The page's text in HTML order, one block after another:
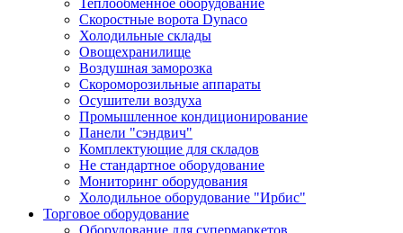
Теплообменное оборудование
Скоростные ворота Dynaco
Холодильные склады
Овощехранилище
Воздушная заморозка
Скороморозильные аппараты
Осушители воздуха
Промышленное кондиционирование
Панели "сэндвич"
Комплектующие для складов
Не стандартное оборудование
Мониторинг оборудования
Холодильное оборудование "Ирбис"
Торговое оборудование